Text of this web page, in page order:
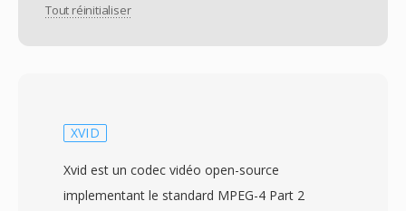
Tout réinitialiser
XVID
Xvid est un codec vidéo open-source
implementant le standard MPEG-4 Part 2